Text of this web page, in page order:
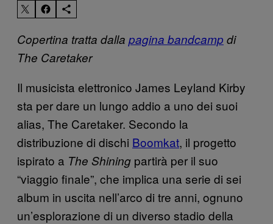
Copertina tratta dalla pagina bandcamp di
The Caretaker
Il musicista elettronico James Leyland Kirby
sta per dare un lungo addio a uno dei suoi
alias, The Caretaker. Secondo la
distribuzione di dischi Boomkat, il progetto
ispirato a The Shining partirà per il suo
“viaggio finale”, che implica una serie di sei
album in uscita nell’arco di tre anni, ognuno
un’esplorazione di un diverso stadio della